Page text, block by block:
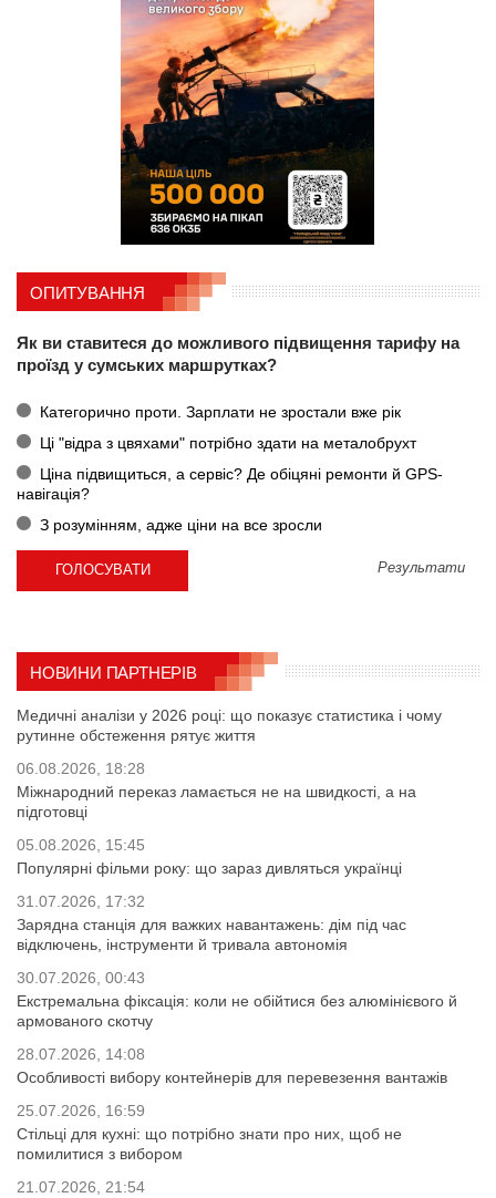
ОПИТУВАННЯ
Як ви ставитеся до можливого підвищення тарифу на
проїзд у сумських маршрутках?
Категорично проти. Зарплати не зростали вже рік
Ці "відра з цвяхами" потрібно здати на металобрухт
Ціна підвищиться, а сервіс? Де обіцяні ремонти й GPS-
навігація?
З розумінням, адже ціни на все зросли
Результати
НОВИНИ ПАРТНЕРІВ
Медичні аналізи у 2026 році: що показує статистика і чому
рутинне обстеження рятує життя
06.08.2026, 18:28
Міжнародний переказ ламається не на швидкості, а на
підготовці
05.08.2026, 15:45
Популярні фільми року: що зараз дивляться українці
31.07.2026, 17:32
Зарядна станція для важких навантажень: дім під час
відключень, інструменти й тривала автономія
30.07.2026, 00:43
Екстремальна фіксація: коли не обійтися без алюмінієвого й
армованого скотчу
28.07.2026, 14:08
Особливості вибору контейнерів для перевезення вантажів
25.07.2026, 16:59
Стільці для кухні: що потрібно знати про них, щоб не
помилитися з вибором
21.07.2026, 21:54